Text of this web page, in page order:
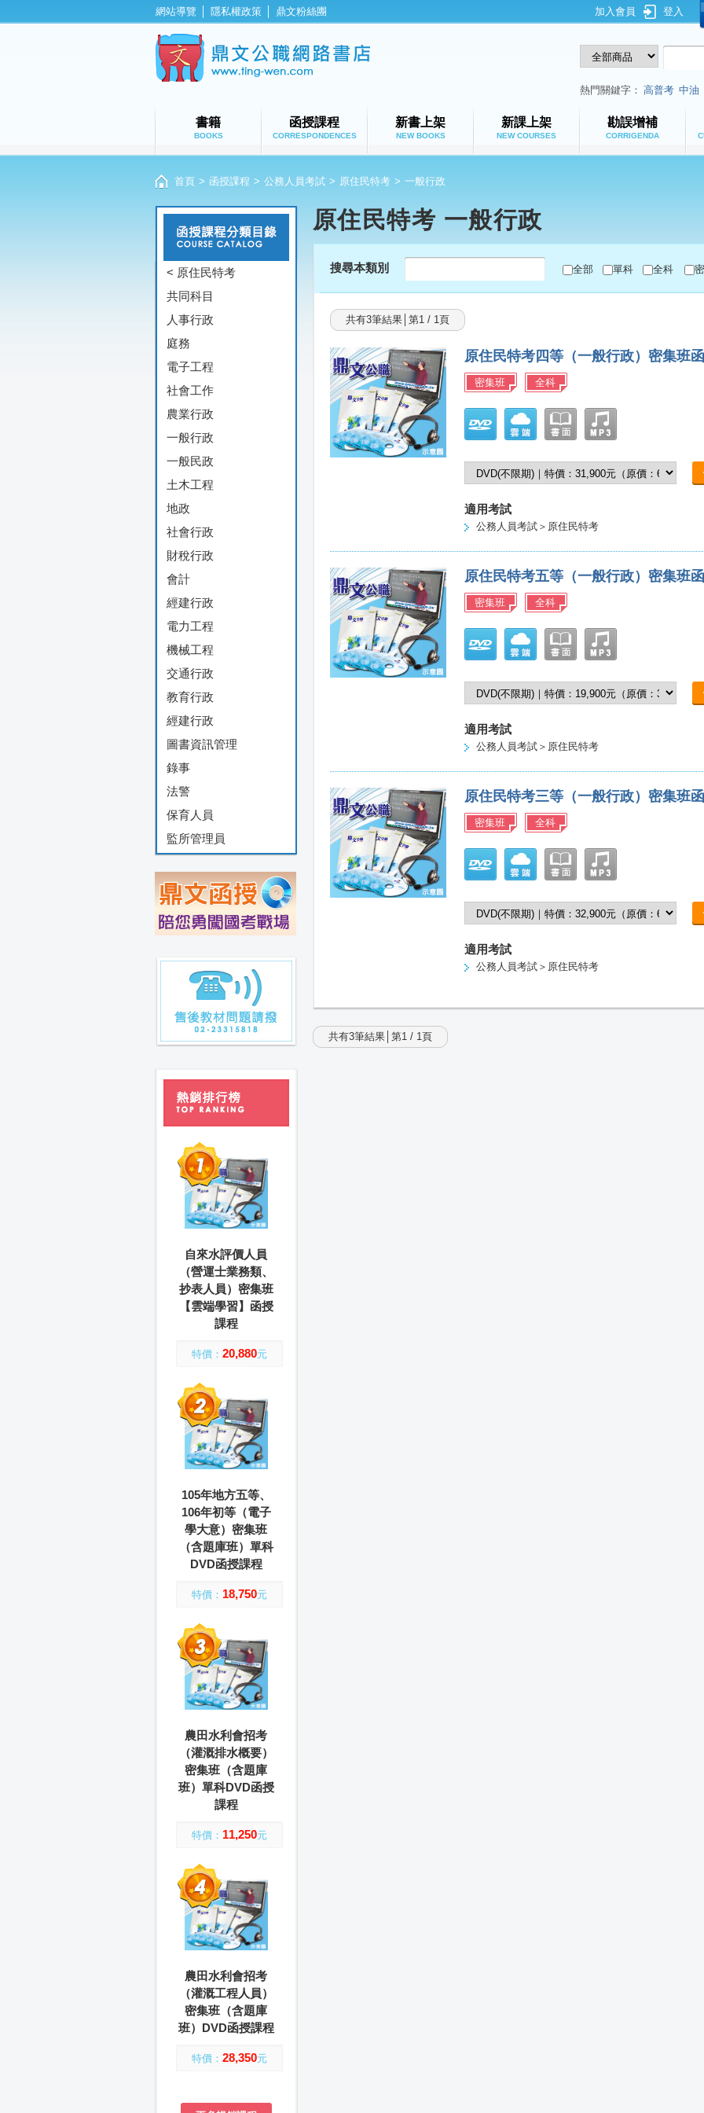
網站導覽 隱私權政策 鼎文粉絲團 登入
加入會員
鼎文公職網路書店
熱門關鍵字： 高普考 中油
書籍
BOOKS
函授課程
CORRESPONDENCES
新書上架
NEW BOOKS
新課上架
NEW COURSES
勘誤增補
CORRIGENDA
首頁 > 函授課程 > 公務人員考試 > 原住民特考 > 一般行政
< 原住民特考
共同科目
人事行政
庭務
電子工程
社會工作
農業行政
一般行政
一般民政
土木工程
地政
社會行政
財稅行政
會計
經建行政
電力工程
機械工程
交通行政
教育行政
經建行政
圖書資訊管理
錄事
法警
保育人員
監所管理員
自來水評價人員
（營運士業務類、
抄表人員）密集班
【雲端學習】函授
課程
特價： 20,880元
105年地方五等、
106年初等（電子
學大意）密集班
（含題庫班）單科
DVD函授課程
特價： 18,750元
農田水利會招考
（灌溉排水概要）
密集班（含題庫
班）單科DVD函授
課程
特價： 11,250元
農田水利會招考
（灌溉工程人員）
密集班（含題庫
班）DVD函授課程
特價： 28,350元
原住民特考 一般行政
搜尋本類別 全部 單科 全科
共有3筆結果│第1 / 1頁
原住民特考四等（一般行政）密集班
密集班 全科
適用考試
公務人員考試＞原住民特考
原住民特考五等（一般行政）密集班
密集班 全科
適用考試
公務人員考試＞原住民特考
原住民特考三等（一般行政）密集班
密集班 全科
適用考試
公務人員考試＞原住民特考
共有3筆結果│第1 / 1頁